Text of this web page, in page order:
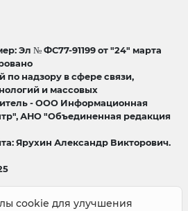
Эл № ФС77-91199 от "24" марта
надзору в сфере связи,
и массовых
- ООО Информационная
АНО "Объединенная редакция
Ярухин Александр Викторович.
cookie для улучшения